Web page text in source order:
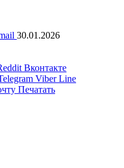
30.01.2026
Вконтакте
Viber Line
Печатать